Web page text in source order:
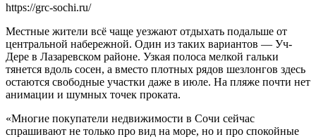
https://grc-sochi.ru/
Местные жители всё чаще уезжают отдыхать подальше от
центральной набережной. Один из таких вариантов — Уч-
Дере в Лазаревском районе. Узкая полоса мелкой гальки
тянется вдоль сосен, а вместо плотных рядов шезлонгов здесь
остаются свободные участки даже в июле. На пляже почти нет
анимации и шумных точек проката.
«Многие покупатели недвижимости в Сочи сейчас
спрашивают не только про вид на море, но и про спокойные